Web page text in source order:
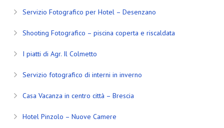
Servizio Fotografico per Hotel – Desenzano
Shooting Fotografico – piscina coperta e riscaldata
I piatti di Agr. Il Colmetto
Servizio fotografico di interni in inverno
Casa Vacanza in centro città – Brescia
Hotel Pinzolo – Nuove Camere